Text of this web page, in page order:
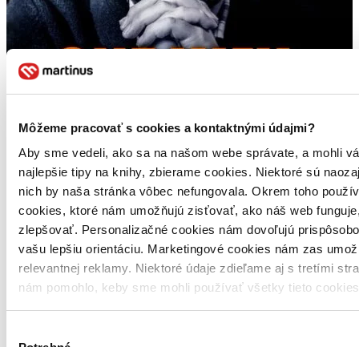
Môžeme pracovať s cookies a kontaktnými údajmi?
Aby sme vedeli, ako sa na našom webe správate, a mohli
najlepšie tipy na knihy, zbierame cookies. Niektoré sú
nich by naša stránka vôbec nefungovala. Okrem toho
cookies, ktoré nám umožňujú zisťovať, ako náš web
zlepšovať. Personalizačné cookies nám dovoľujú
vašu lepšiu orientáciu. Marketingové cookies nám zas
relevantnej reklamy. Niektoré údaje zdieľame aj s tretími
nám pomohlo, keby sme mohli používať všetky tieto